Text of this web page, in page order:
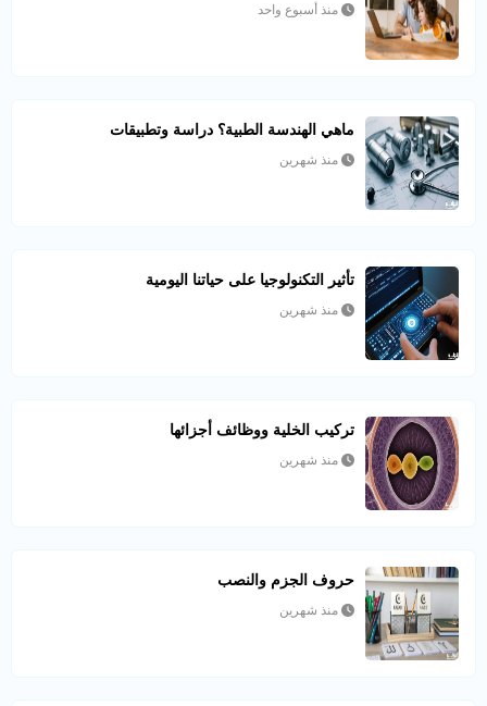
منذ أسبوع واحد
ماهي الهندسة الطبية؟ دراسة وتطبيقات
منذ شهرين
تأثير التكنولوجيا على حياتنا اليومية
منذ شهرين
تركيب الخلية ووظائف أجزائها
منذ شهرين
حروف الجزم والنصب
منذ شهرين